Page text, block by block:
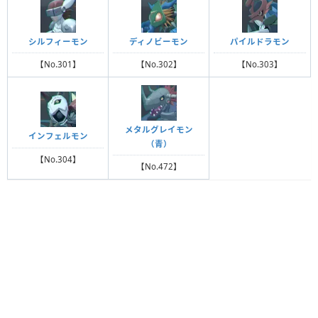
シルフィーモン
【No.301】
ディノビーモン
【No.302】
パイルドラモン
【No.303】
インフェルモン
【No.304】
メタルグレイモン
（青）
【No.472】